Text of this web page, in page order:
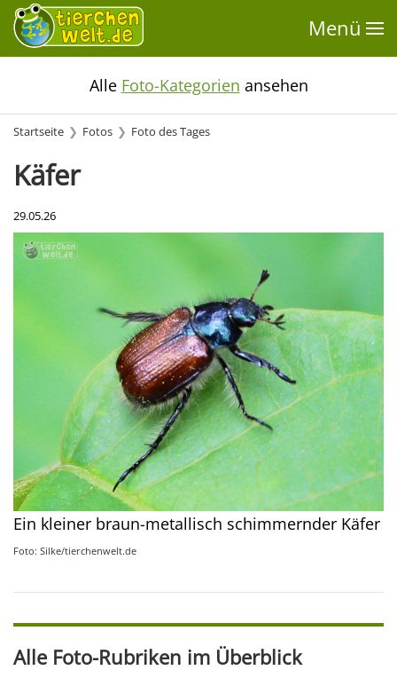
Menü
Alle Foto-Kategorien ansehen
Startseite Fotos Foto des Tages
Käfer
29.05.26
Ein kleiner braun-metallisch schimmernder Käfer
Foto: Silke/tierchenwelt.de
Alle Foto-Rubriken im Überblick